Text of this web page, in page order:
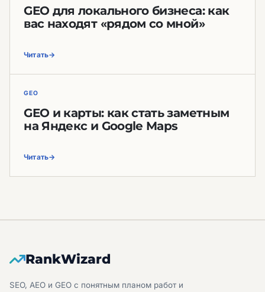
GEO для локального бизнеса: как
вас находят «рядом со мной»
Читать
GEO
GEO и карты: как стать заметным
на Яндекс и Google Maps
Читать
RankWizard
SEO, AEO и GEO с понятным планом работ и